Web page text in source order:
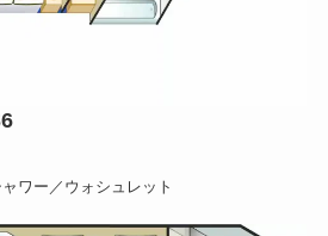
ワー／ウォシュレット